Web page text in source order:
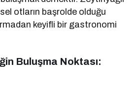
otların başrolde olduğu
keyifli bir gastronomi
Buluşma Noktası: